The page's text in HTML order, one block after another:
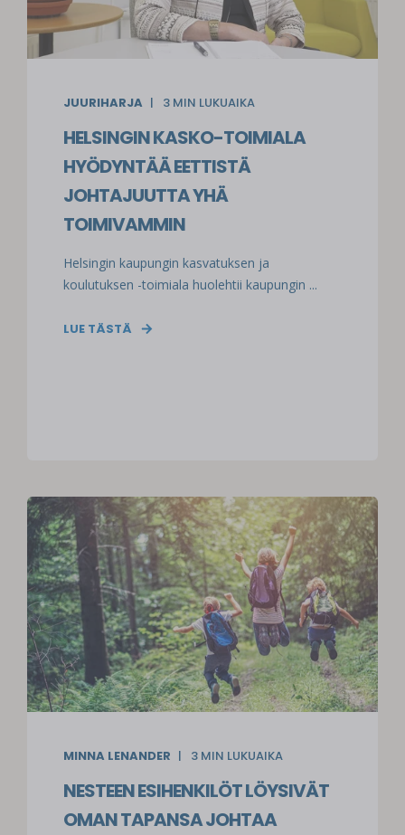
JUURIHARJA 3 MIN LUKUAIKA
HELSINGIN KASKO-TOIMIALA
HYÖDYNTÄÄ EETTISTÄ
JOHTAJUUTTA YHÄ
TOIMIVAMMIN
Helsingin kaupungin kasvatuksen ja
koulutuksen -toimiala huolehtii kaupungin ...
LUE TÄSTÄ
MINNA LENANDER 3 MIN LUKUAIKA
NESTEEN ESIHENKILÖT LÖYSIVÄT
OMAN TAPANSA JOHTAA